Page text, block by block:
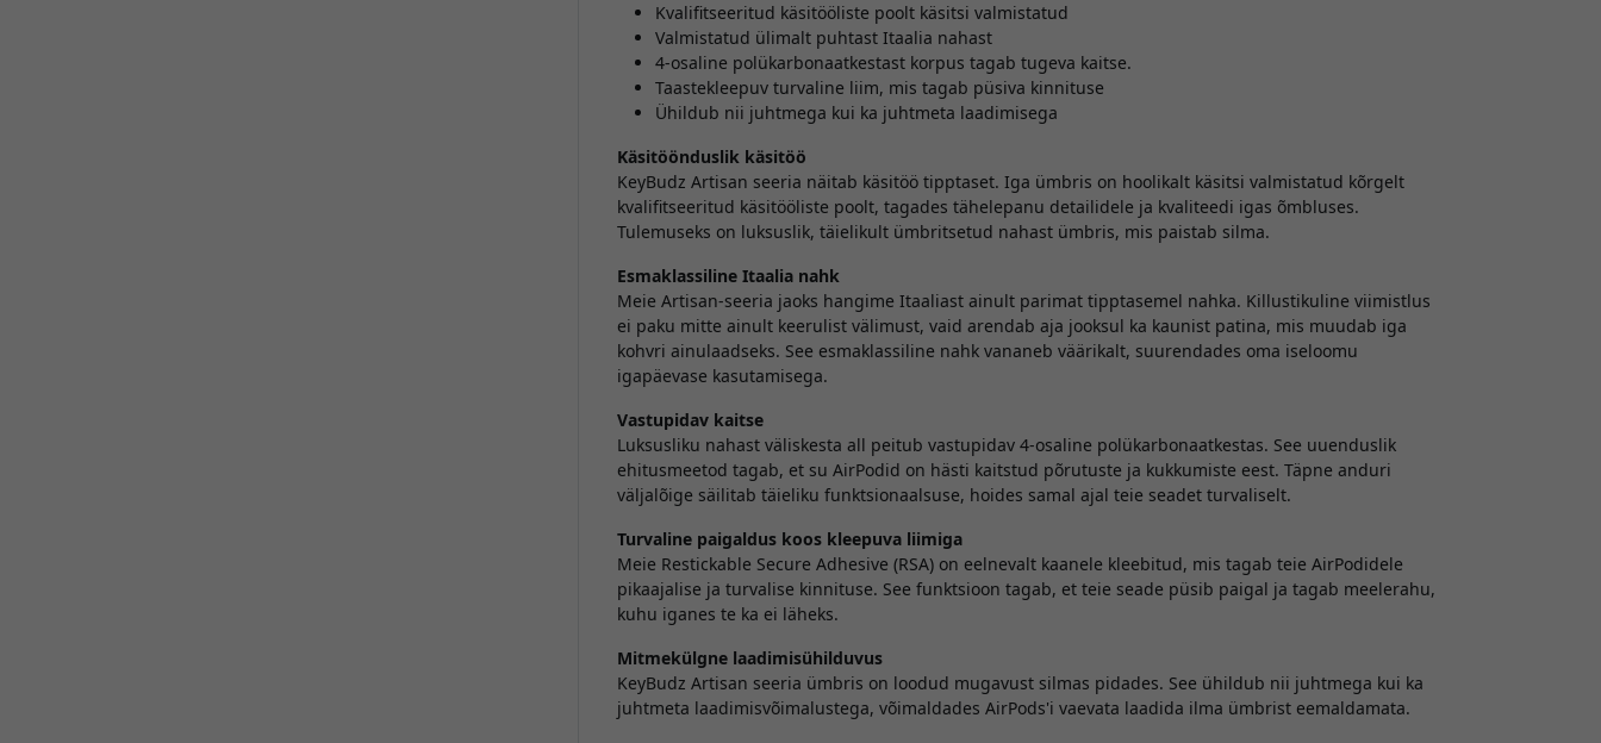
Kvalifitseeritud käsitööliste poolt käsitsi valmistatud
Valmistatud ülimalt puhtast Itaalia nahast
4-osaline polükarbonaatkestast korpus tagab tugeva kaitse.
Taastekleepuv turvaline liim, mis tagab püsiva kinnituse
Ühildub nii juhtmega kui ka juhtmeta laadimisega
Käsitöönduslik käsitöö
KeyBudz Artisan seeria näitab käsitöö tipptaset. Iga ümbris on hoolikalt käsitsi valmistatud kõrgelt
kvalifitseeritud käsitööliste poolt, tagades tähelepanu detailidele ja kvaliteedi igas õmbluses.
Tulemuseks on luksuslik, täielikult ümbritsetud nahast ümbris, mis paistab silma.
Esmaklassiline Itaalia nahk
Meie Artisan-seeria jaoks hangime Itaaliast ainult parimat tipptasemel nahka. Killustikuline viimistlus
ei paku mitte ainult keerulist välimust, vaid arendab aja jooksul ka kaunist patina, mis muudab iga
kohvri ainulaadseks. See esmaklassiline nahk vananeb väärikalt, suurendades oma iseloomu
igapäevase kasutamisega.
Vastupidav kaitse
Luksusliku nahast väliskesta all peitub vastupidav 4-osaline polükarbonaatkestas. See uuenduslik
ehitusmeetod tagab, et su AirPodid on hästi kaitstud põrutuste ja kukkumiste eest. Täpne anduri
väljalõige säilitab täieliku funktsionaalsuse, hoides samal ajal teie seadet turvaliselt.
Turvaline paigaldus koos kleepuva liimiga
Meie Restickable Secure Adhesive (RSA) on eelnevalt kaanele kleebitud, mis tagab teie AirPodidele
pikaajalise ja turvalise kinnituse. See funktsioon tagab, et teie seade püsib paigal ja tagab meelerahu,
kuhu iganes te ka ei läheks.
Mitmekülgne laadimisühilduvus
KeyBudz Artisan seeria ümbris on loodud mugavust silmas pidades. See ühildub nii juhtmega kui ka
juhtmeta laadimisvõimalustega, võimaldades AirPods'i vaevata laadida ilma ümbrist eemaldamata.